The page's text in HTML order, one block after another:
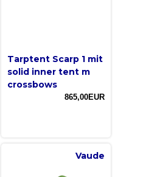
Tarptent Scarp 1 mit
solid inner tent m
crossbows
865,00EUR
Vaude